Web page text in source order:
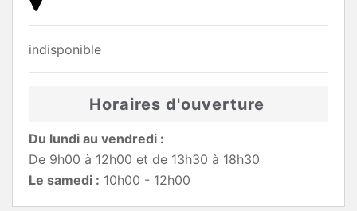
indisponible
Horaires d'ouverture
Du lundi au vendredi :
De 9h00 à 12h00 et de 13h30 à 18h30
Le samedi : 10h00 - 12h00